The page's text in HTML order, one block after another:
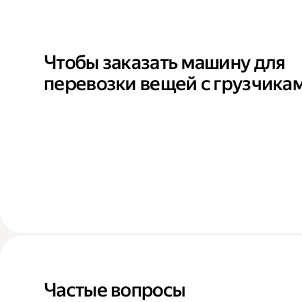
Чтобы заказать машину для
перевозки вещей с
Частые вопросы